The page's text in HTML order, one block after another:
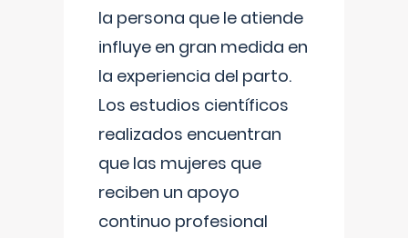
la persona que le atiende
influye en gran medida en
la experiencia del parto.
Los estudios científicos
realizados encuentran
que las mujeres que
reciben un apoyo
continuo profesional